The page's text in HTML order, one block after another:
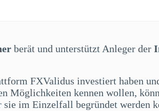
berät und unterstützt Anleger der
FXValidus investiert haben
Möglichkeiten kennen wollen,
im Einzelfall begründet werden